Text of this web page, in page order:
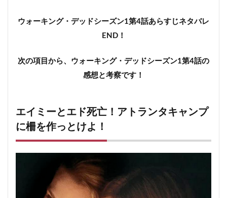
ウォーキング・デッドシーズン1第4話あらすじネタバレ
END！
次の項目から、ウォーキング・デッドシーズン1第4話の
感想と考察です！
エイミーとエド死亡！アトランタキャンプ
に柵を作っとけよ！